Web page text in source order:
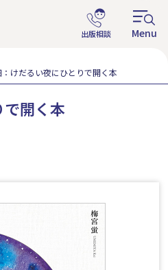
けだるい夜にひとりで開く本
開く本